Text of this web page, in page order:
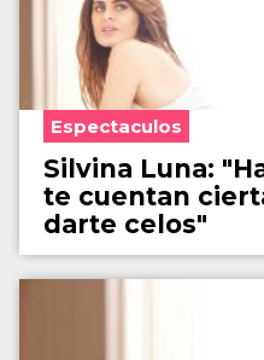
Espectaculos
Silvina Luna:
te cuentan
darte celos"